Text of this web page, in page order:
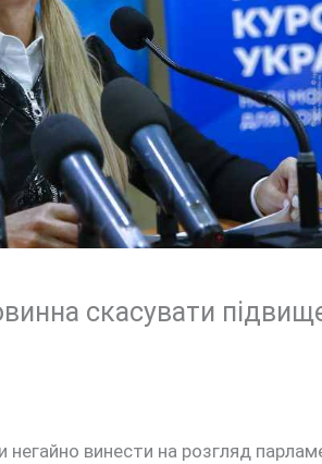
скасувати
негайно винести на розгляд